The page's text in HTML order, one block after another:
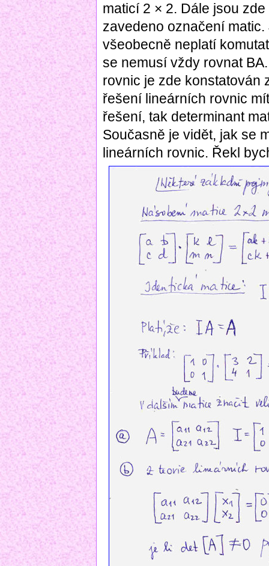
maticí 2 × 2. Dále jsou
zavedeno označení
všeobecně neplatí
se nemusí vždy rovnat
rovnic je zde konstatován
řešení lineárních rovnic
řešení, tak determinant
Současně je vidět, jak se
lineárních rovnic. Řekl